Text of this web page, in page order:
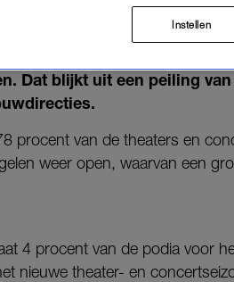
kwart van de theaters en
Dat blijkt uit een peiling
procent van de theaters en
weer open, waarvan een
4 procent van de podia voor
nieuwe theater- en
Instellen